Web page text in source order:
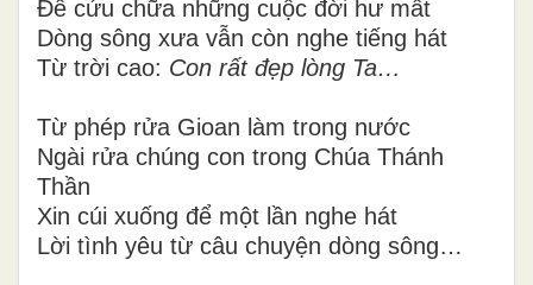
Để cứu chữa những cuộc đời hư mất
Dòng sông xưa vẫn còn nghe tiếng hát
Từ trời cao: Con rất đẹp lòng Ta…
Từ phép rửa Gioan làm trong nước
Ngài rửa chúng con trong Chúa Thánh
Thần
Xin cúi xuống để một lần nghe hát
Lời tình yêu từ câu chuyện dòng sông…